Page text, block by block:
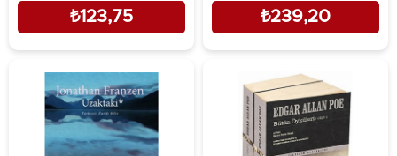
₺123,75 ₺239,20